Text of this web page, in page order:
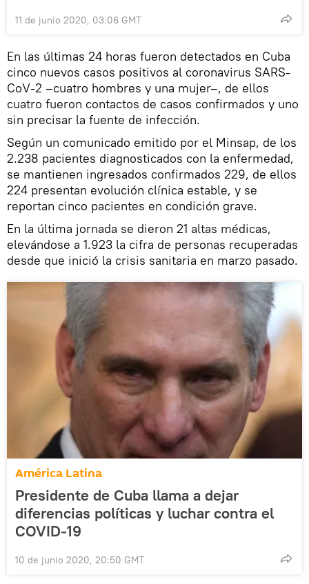
11 de junio 2020, 03:06 GMT
En las últimas 24 horas fueron detectados en Cuba
cinco nuevos casos positivos al coronavirus SARS-
CoV-2 –cuatro hombres y una mujer–, de ellos
cuatro fueron contactos de casos confirmados y uno
sin precisar la fuente de infección.
Según un comunicado emitido por el Minsap, de los
2.238 pacientes diagnosticados con la enfermedad,
se mantienen ingresados confirmados 229, de ellos
224 presentan evolución clínica estable, y se
reportan cinco pacientes en condición grave.
En la última jornada se dieron 21 altas médicas,
elevándose a 1.923 la cifra de personas recuperadas
desde que inició la crisis sanitaria en marzo pasado.
América Latina
Presidente de Cuba llama a dejar
diferencias políticas y luchar contra el
COVID-19
10 de junio 2020, 20:50 GMT